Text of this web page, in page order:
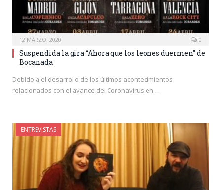
12 MARZO, 2020 0
Suspendida la gira “Ahora que los leones duermen” de
Bocanada
Debido a el desarrollo de los últimos acontecimientos
relacionados con el avance del Coronavirus en…
ENTREVISTAS